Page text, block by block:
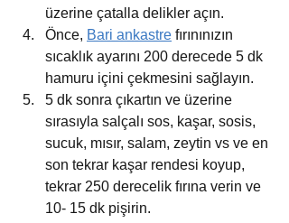
üzerine çatalla delikler açın.
Önce, Bari ankastre fırınınızın
sıcaklık ayarını 200 derecede 5 dk
hamuru içini çekmesini sağlayın.
5 dk sonra çıkartın ve üzerine
sırasıyla salçalı sos, kaşar, sosis,
sucuk, mısır, salam, zeytin vs ve en
son tekrar kaşar rendesi koyup,
tekrar 250 derecelik fırına verin ve
10- 15 dk pişirin.